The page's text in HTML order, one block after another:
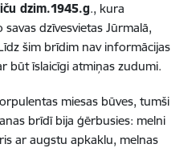
dzim.1945.g., kura
dzīvesvietas Jūrmalā,
šim brīdim nav informācijas
būt īslaicīgi atmiņas zudumi.
miesas būves, tumši
brīdī bija ģērbusies: melni
ar augstu apkaklu, melnas